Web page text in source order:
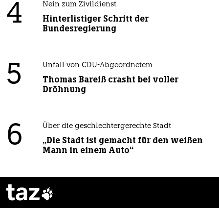
4 Nein zum Zivildienst
Hinterlistiger Schritt der
Bundesregierung
5 Unfall von CDU-Abgeordnetem
Thomas Bareiß crasht bei voller
Dröhnung
6 Über die geschlechtergerechte Stadt
„Die Stadt ist gemacht für den weißen
Mann in einem Auto“
taz